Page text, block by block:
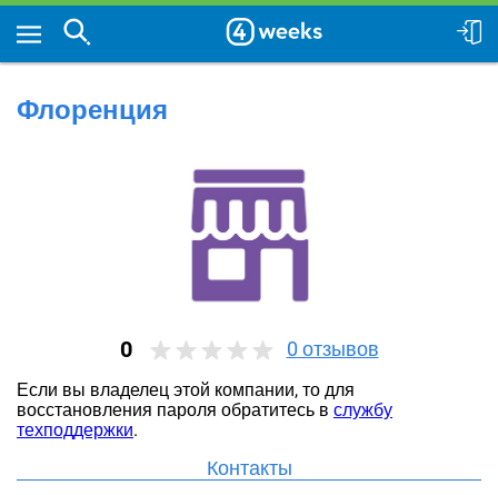
Флоренция
0 0 отзывов
Если вы владелец этой компании, то для
восстановления пароля обратитесь в службу
техподдержки.
Контакты